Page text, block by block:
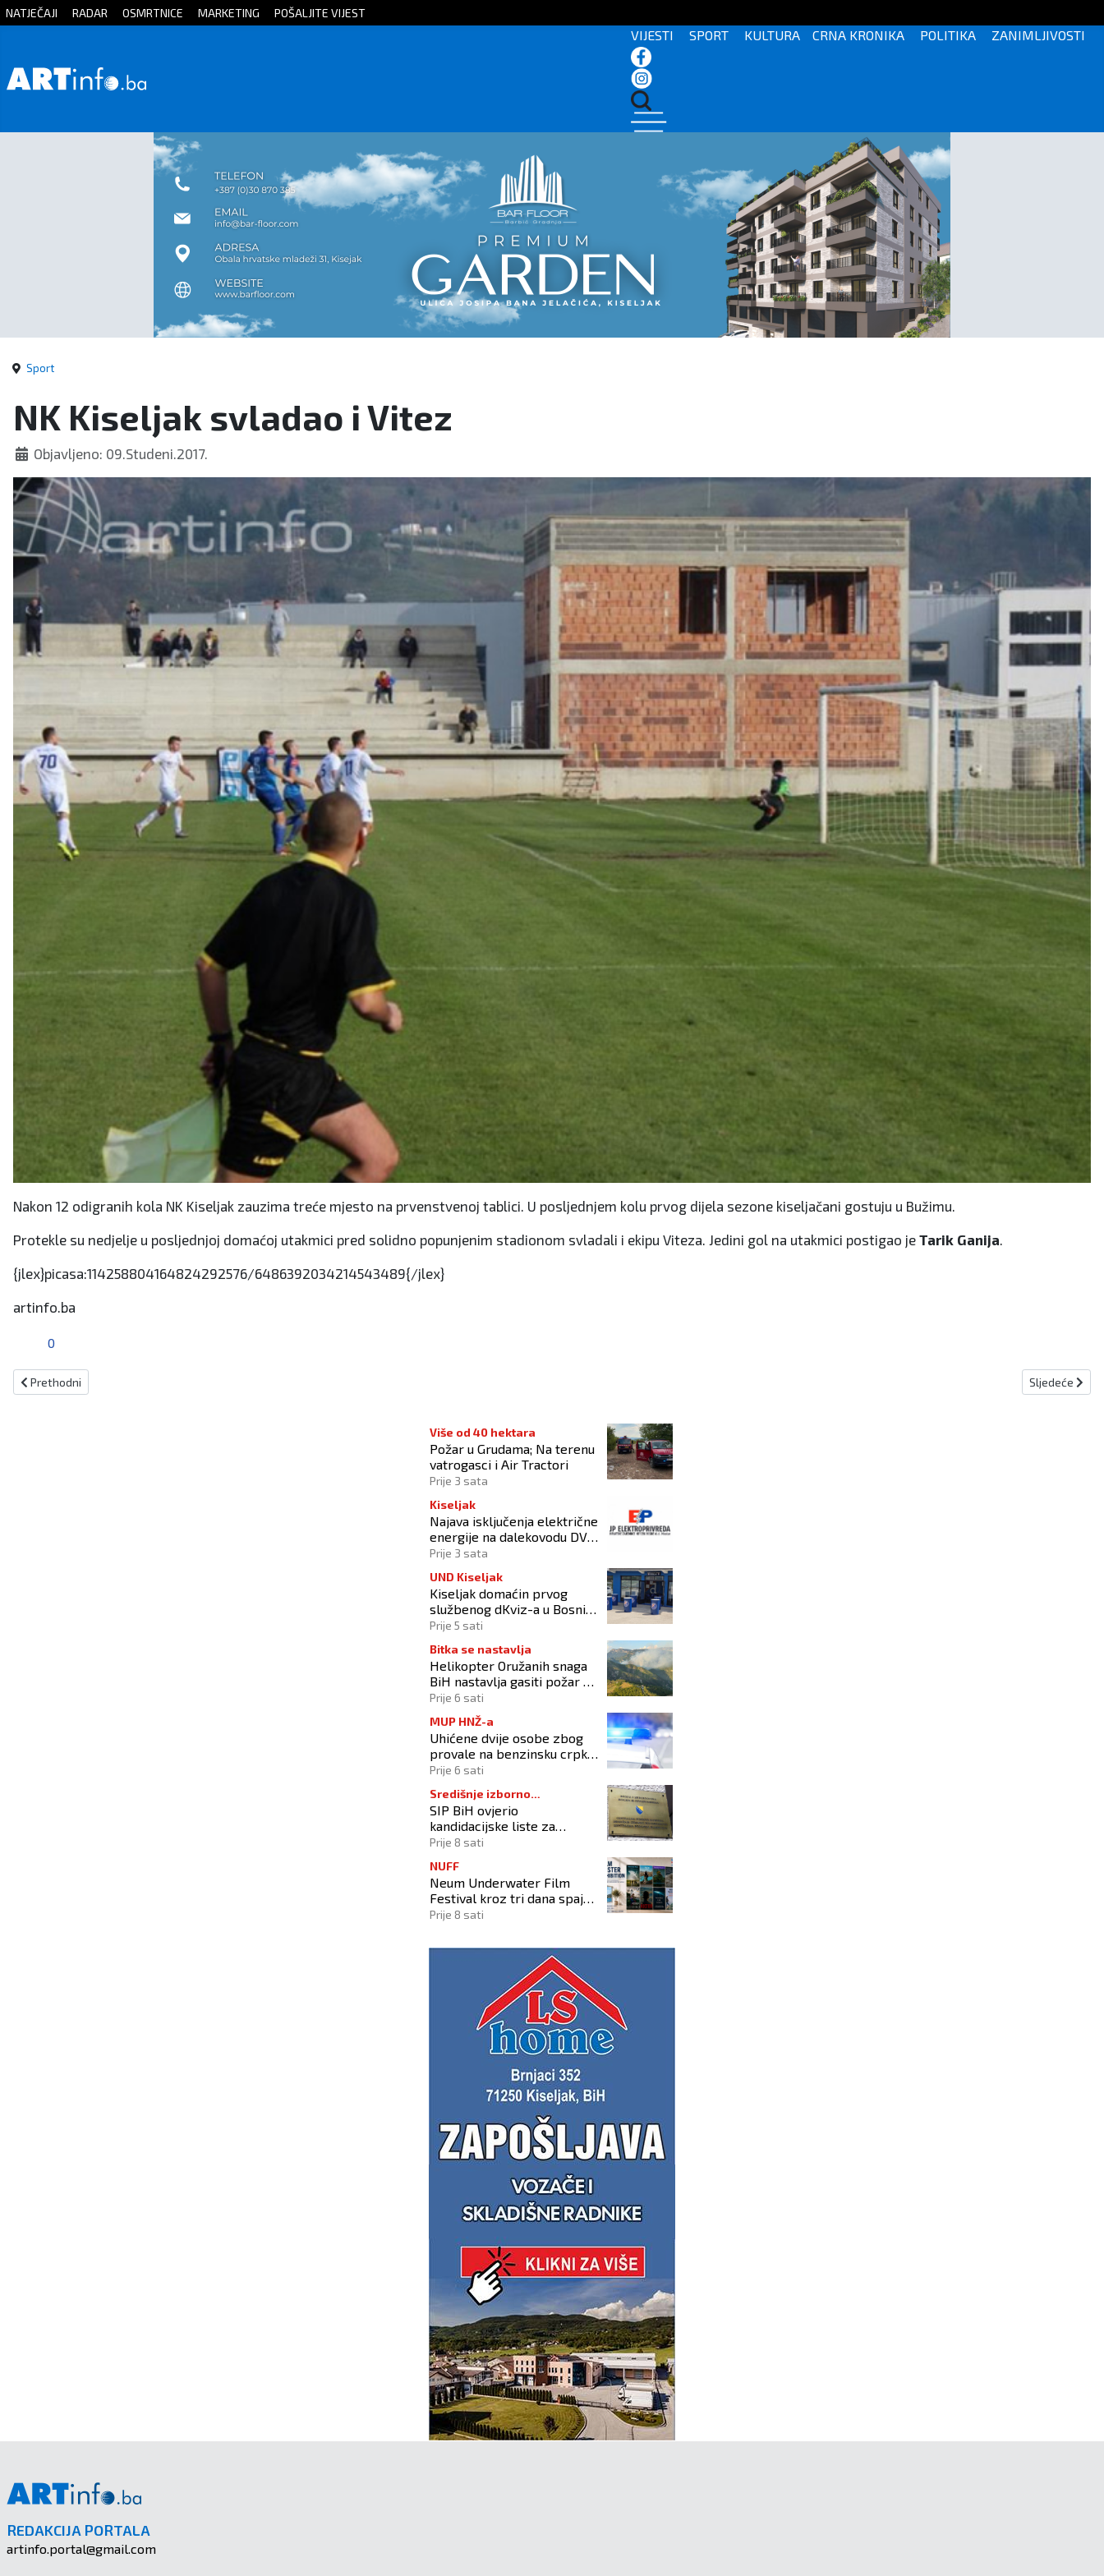
Početna
Zanimljivosti
NATJEČAJI RADAR OSMRTNICE MARKETING POŠALJITE VIJEST
VIJESTI SPORT KULTURA CRNA KRONIKA POLITIKA ZANIMLJIVOSTI
Sport
NK Kiseljak svladao i Vitez
Objavljeno: 09.Studeni.2017.
Nakon 12 odigranih kola NK Kiseljak zauzima treće mjesto na prvenstvenoj tablici. U posljednjem kolu prvog dijela sezone kiseljačani gostuju u Bužimu.
Protekle su nedjelje u posljednjoj domaćoj utakmici pred solidno popunjenim stadionom svladali i ekipu Viteza. Jedini gol na utakmici postigao je Tarik Ganija.
{jlex}picasa:114258804164824292576/6486392034214543489{/jlex}
artinfo.ba
0
Prethodni članak: Čović na Maksimiru sa šalom Zrinjskog bodrio Hrvatsku
Prethodni Sljedeći
Sljedeće
Više od 40 hektara
Požar u Grudama; Na terenu
vatrogasci i Air Tractori
Prije 3 sata
Kiseljak
Najava isključenja električne
energije na dalekovodu DV
10 kV „DALMACIJA“
Prije 3 sata
UND Kiseljak
Kiseljak domaćin prvog
službenog dKviz-a u Bosni i
Hercegovini
Prije 5 sati
Bitka se nastavlja
Helikopter Oružanih snaga
BiH nastavlja gasiti požar na
području Konjica
Prije 6 sati
MUP HNŽ-a
Uhićene dvije osobe zbog
provale na benzinsku crpku
u Konjicu
Prije 6 sati
Središnje izborno
povjerenstvo
SIP BiH ovjerio
kandidacijske liste za
kompenzacijske mandate na
Prije 8 sati
NUFF
Neum Underwater Film
Festival kroz tri dana spaja
umjetnost filma i more
Prije 8 sati
REDAKCIJA PORTALA
artinfo.portal@gmail.com